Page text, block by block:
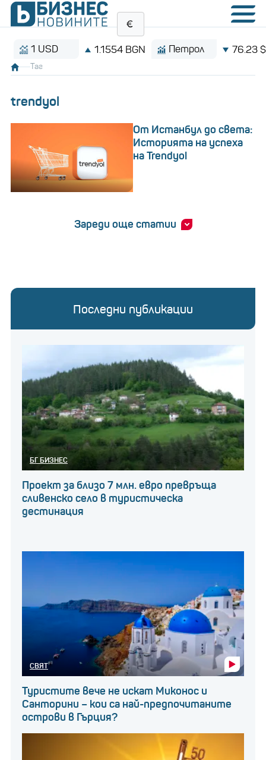
1 USD 1.1554 BGN Петрол 76.23 $/
Таг
trendyol
От Истанбул до света:
Историята на успеха
на Trendyol
Зареди още статии
Последни публикации
БГ БИЗНЕС
Проект за близо 7 млн. евро превръща
сливенско село в туристическа
дестинация
СВЯТ
Туристите вече не искат Миконос и
Санторини – кои са най-предпочитаните
острови в Гърция?